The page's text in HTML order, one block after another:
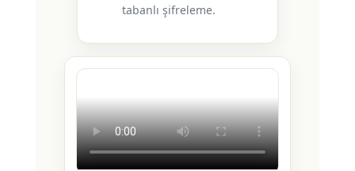
tabanlı şifreleme.